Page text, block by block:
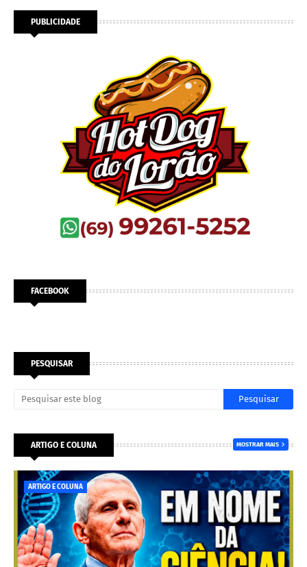
PUBLICIDADE
FACEBOOK
PESQUISAR
ARTIGO E COLUNA MOSTRAR MAIS
ARTIGO E COLUNA